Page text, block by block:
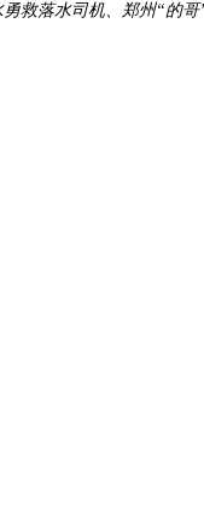
救落水司机、郑州“的